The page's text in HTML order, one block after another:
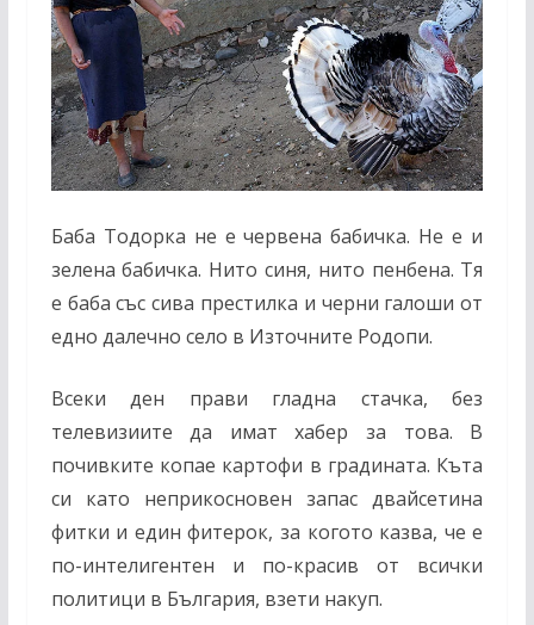
Баба Тодорка не е червена бабичка. Не е и
зелена бабичка. Нито синя, нито пенбена. Тя
е баба със сива престилка и черни галоши от
едно далечно село в Източните Родопи.
Всеки ден прави гладна стачка, без
телевизиите да имат хабер за това. В
почивките копае картофи в градината. Къта
си като неприкосновен запас двайсетина
фитки и един фитерок, за когото казва, че е
по-интелигентен и по-красив от всички
политици в България, взети накуп.